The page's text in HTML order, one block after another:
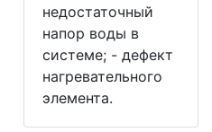
недостаточный
напор воды в
системе; - дефект
нагревательного
элемента.